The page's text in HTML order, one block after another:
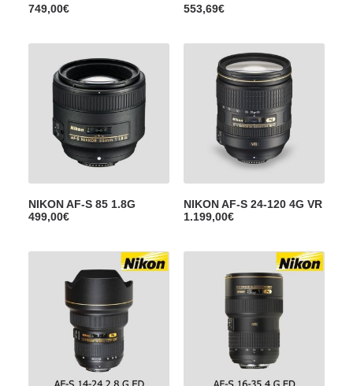
749,00€
553,69€
NIKON AF-S 85 1.8G
499,00€
NIKON AF-S 24-120 4G VR
1.199,00€